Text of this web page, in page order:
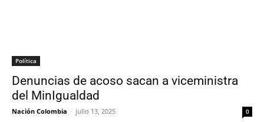
Política
Denuncias de acoso sacan a viceministra
del MinIgualdad
Nación Colombia - julio 13, 2025 0